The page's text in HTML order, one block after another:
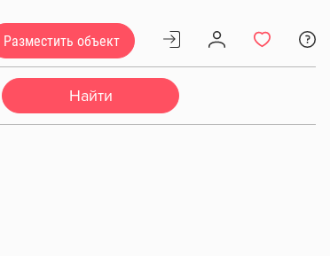
Разместить объект
Найти